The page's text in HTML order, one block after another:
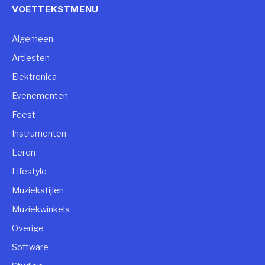
VOETTEKSTMENU
Algemeen
Artiesten
Elektronica
Evenementen
Feest
Instrumenten
Leren
Lifestyle
Muziekstijlen
Muziekwinkels
Overige
Software